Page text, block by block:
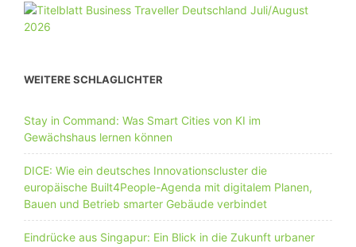
WEITERE SCHLAGLICHTER
Stay in Command: Was Smart Cities von KI im
Gewächshaus lernen können
DICE: Wie ein deutsches Innovationscluster die
europäische Built4People-Agenda mit digitalem Planen,
Bauen und Betrieb smarter Gebäude verbindet
Eindrücke aus Singapur: Ein Blick in die Zukunft urbaner